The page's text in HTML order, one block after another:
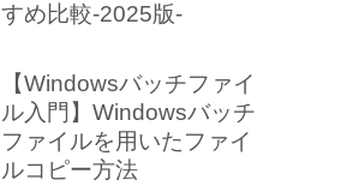
すめ比較-2025版-
【Windowsバッチファイ
ル入門】Windowsバッチ
ファイルを用いたファイ
ルコピー方法